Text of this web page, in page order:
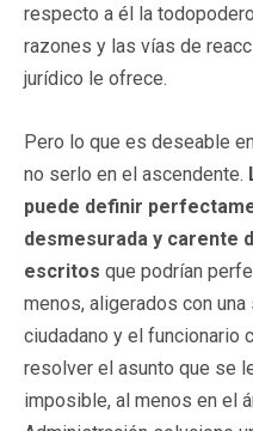
respecto a él la
razones y las vías de
jurídico le ofrece.
Pero lo que es deseable
no serlo en el ascendente.
puede definir
desmesurada y carente
escritos que podrían
menos, aligerados con
ciudadano y el funcionario
resolver el asunto que se
imposible, al menos en el